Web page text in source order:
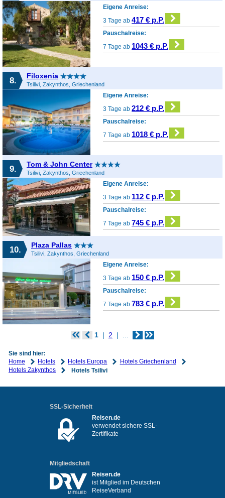
Eigene Anreise:
3 Tage ab417 € p.P.
Pauschalreise:
7 Tage ab 1043 € p.P.
8. Filoxenia
Tsilivi, Zakynthos, Griechenland
Eigene Anreise:
3 Tage ab212 € p.P.
Pauschalreise:
7 Tage ab 1018 € p.P.
9. Tom & John Center
Tsilivi, Zakynthos, Griechenland
Eigene Anreise:
3 Tage ab 112 € p.P.
Pauschalreise:
7 Tage ab745 € p.P.
10. Plaza Pallas
Tsilivi, Zakynthos, Griechenland
Eigene Anreise:
3 Tage ab 150 € p.P.
Pauschalreise:
7 Tage ab 783 € p.P.
1 2
Sie sind hier:
Home
Hotels Hotels Europa
Hotels Griechenland
Hotels Zakynthos
Hotels Tsilivi
SSL-Sicherheit
Reisen.de
verwendet sichere SSL-
Zertifikate
Mitgliedschaft
Reisen.de
ist Mitglied im Deutschen
ReiseVerband